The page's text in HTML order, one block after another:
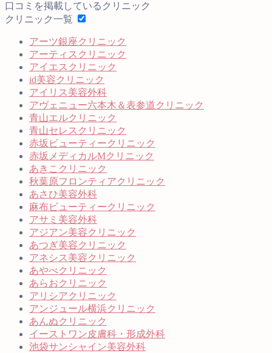
口コミを掲載しているクリニック
クリニック一覧
アーツ銀座クリニック
アーティスクリニック
アイエスクリニック
id美容クリニック
アイリス美容外科
アヴェニュー六本木＆表参道クリニック
青山エルクリニック
青山セレスクリニック
赤坂ビューティークリニック
赤坂メディカルMクリニック
あきこクリニック
秋葉原フロンティアクリニック
あさひ美容外科
麻布ビューティークリニック
アサミ美容外科
アジアン美容クリニック
あつぎ美容クリニック
アネシス美容クリニック
あやべクリニック
あらおクリニック
アリシアクリニック
アンジュール横浜クリニック
あんぬクリニック
イーストワン皮膚科・形成外科
池袋サンシャイン美容外科